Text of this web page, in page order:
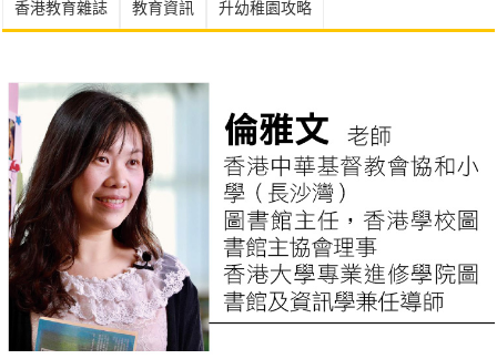
香港教育雜誌
教育資訊 升幼稚園攻略